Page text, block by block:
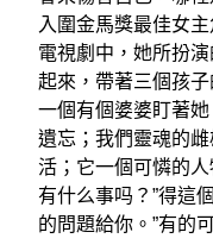
入圍金馬獎最佳女
電視劇中，她所扮
起來，帶著三個孩
一個有個婆婆盯著
遺忘；我們靈魂的
活；它一個可憐的
有什么事吗？”得這
的問題給你。”有的